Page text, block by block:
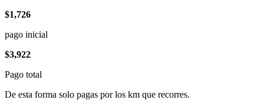
$1,726
pago inicial
$3,922
Pago total
De esta forma solo pagas por los km que recorres.